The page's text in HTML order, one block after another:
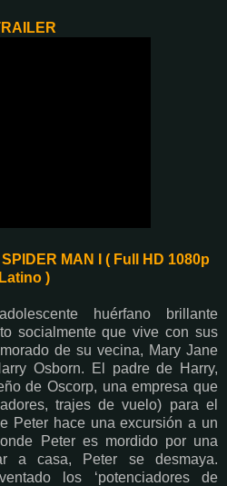
MAN I ( Full HD 1080p
Latino )
huérfano brillante
socialmente que vive con sus
de su vecina, Mary Jane
Osborn. El padre de Harry,
de Oscorp, una empresa que
trajes de vuelo) para el
Peter hace una excursión a un
Peter es mordido por una
a casa, Peter se desmaya.
los ‘potenciadores de